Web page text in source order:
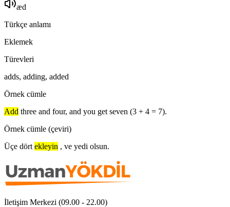
æd
Türkçe anlamı
Eklemek
Türevleri
adds, adding, added
Örnek cümle
Add three and four, and you get seven (3 + 4 = 7).
Örnek cümle (çeviri)
Üçe dört ekleyin , ve yedi olsun.
İletişim Merkezi (09.00 - 22.00)